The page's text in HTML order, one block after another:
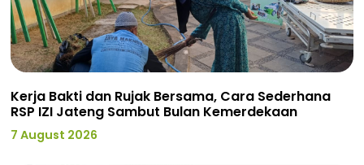
Kerja Bakti dan Rujak Bersama, Cara Sederhana
RSP IZI Jateng Sambut Bulan Kemerdekaan
7 August 2026